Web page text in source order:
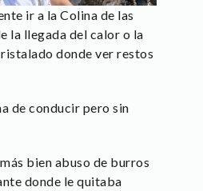
ir a la Colina de las
la llegada del calor o la
donde ver restos
de conducir pero sin
bien abuso de burros
donde le quitaba